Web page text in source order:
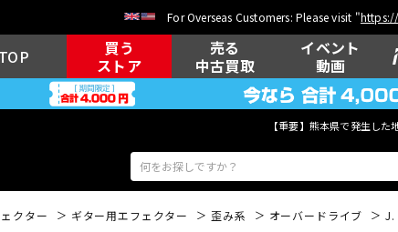
For Overseas Customers: Please visit "
TOP
買う
ストア
売る
中古買取
イベント
動画
【重要】熊本県で発生し
クター ギター用エフェクター 歪み系 オーバードライブ J.